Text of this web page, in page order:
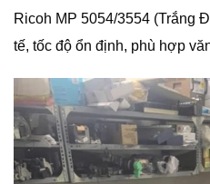
Ricoh MP 5054/3554 (Trắng
tế, tốc độ ổn định, phù hợp